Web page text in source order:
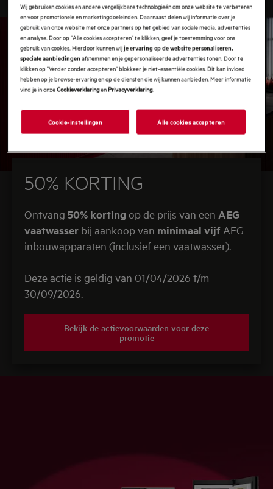
50% KORTING
Ontvang 50% kortingop de prijs van een AEG
vaatwasser bij aankoop van minimaal vijf AEG
inbouwapparaten (inclusief een vaatwasser).
Deze actie is geldig van 01/04/2026 t/m
30/09/2026.
Bekijk de actievoorwaarden voor deze
promotie
Wij gebruiken cookies en andere vergelijkbare technologieën om onze website te verbeteren
en voor promotionele en marketingdoeleinden. Daarnaast delen wij informatie over je
gebruik van onze website met onze partners op het gebied van sociale media, advertenties
en analyse. Door op "Alle cookies accepteren" te klikken, geef je toestemming voor ons
gebruik van cookies. Hierdoor kunnen wijje ervaring op de website personaliseren,
speciale aanbiedingen afstemmen en je gepersonaliseerde advertenties tonen. Door te
klikken op "Verder zonder accepteren" blokkeer je niet-essentiële cookies. Dit kan invloed
hebben op je browse-ervaring en op de diensten die wij kunnen aanbieden. Meer informatie
vind je in onzeCookieverklaringenPrivacyverklaring.
Cookie-instellingen Alle cookies accepteren